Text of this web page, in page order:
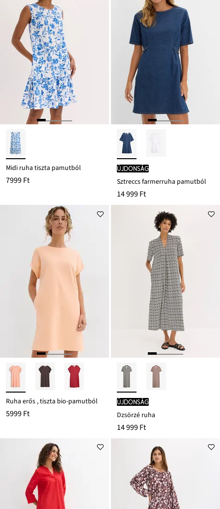
Midi ruha tiszta pamutból
7999 Ft
újdonság
Sztreccs farmerruha pamutból
14 999 Ft
Ruha erős , tiszta bio-pamutból
5999 Ft
újdonság
Dzsörzé ruha
14 999 Ft